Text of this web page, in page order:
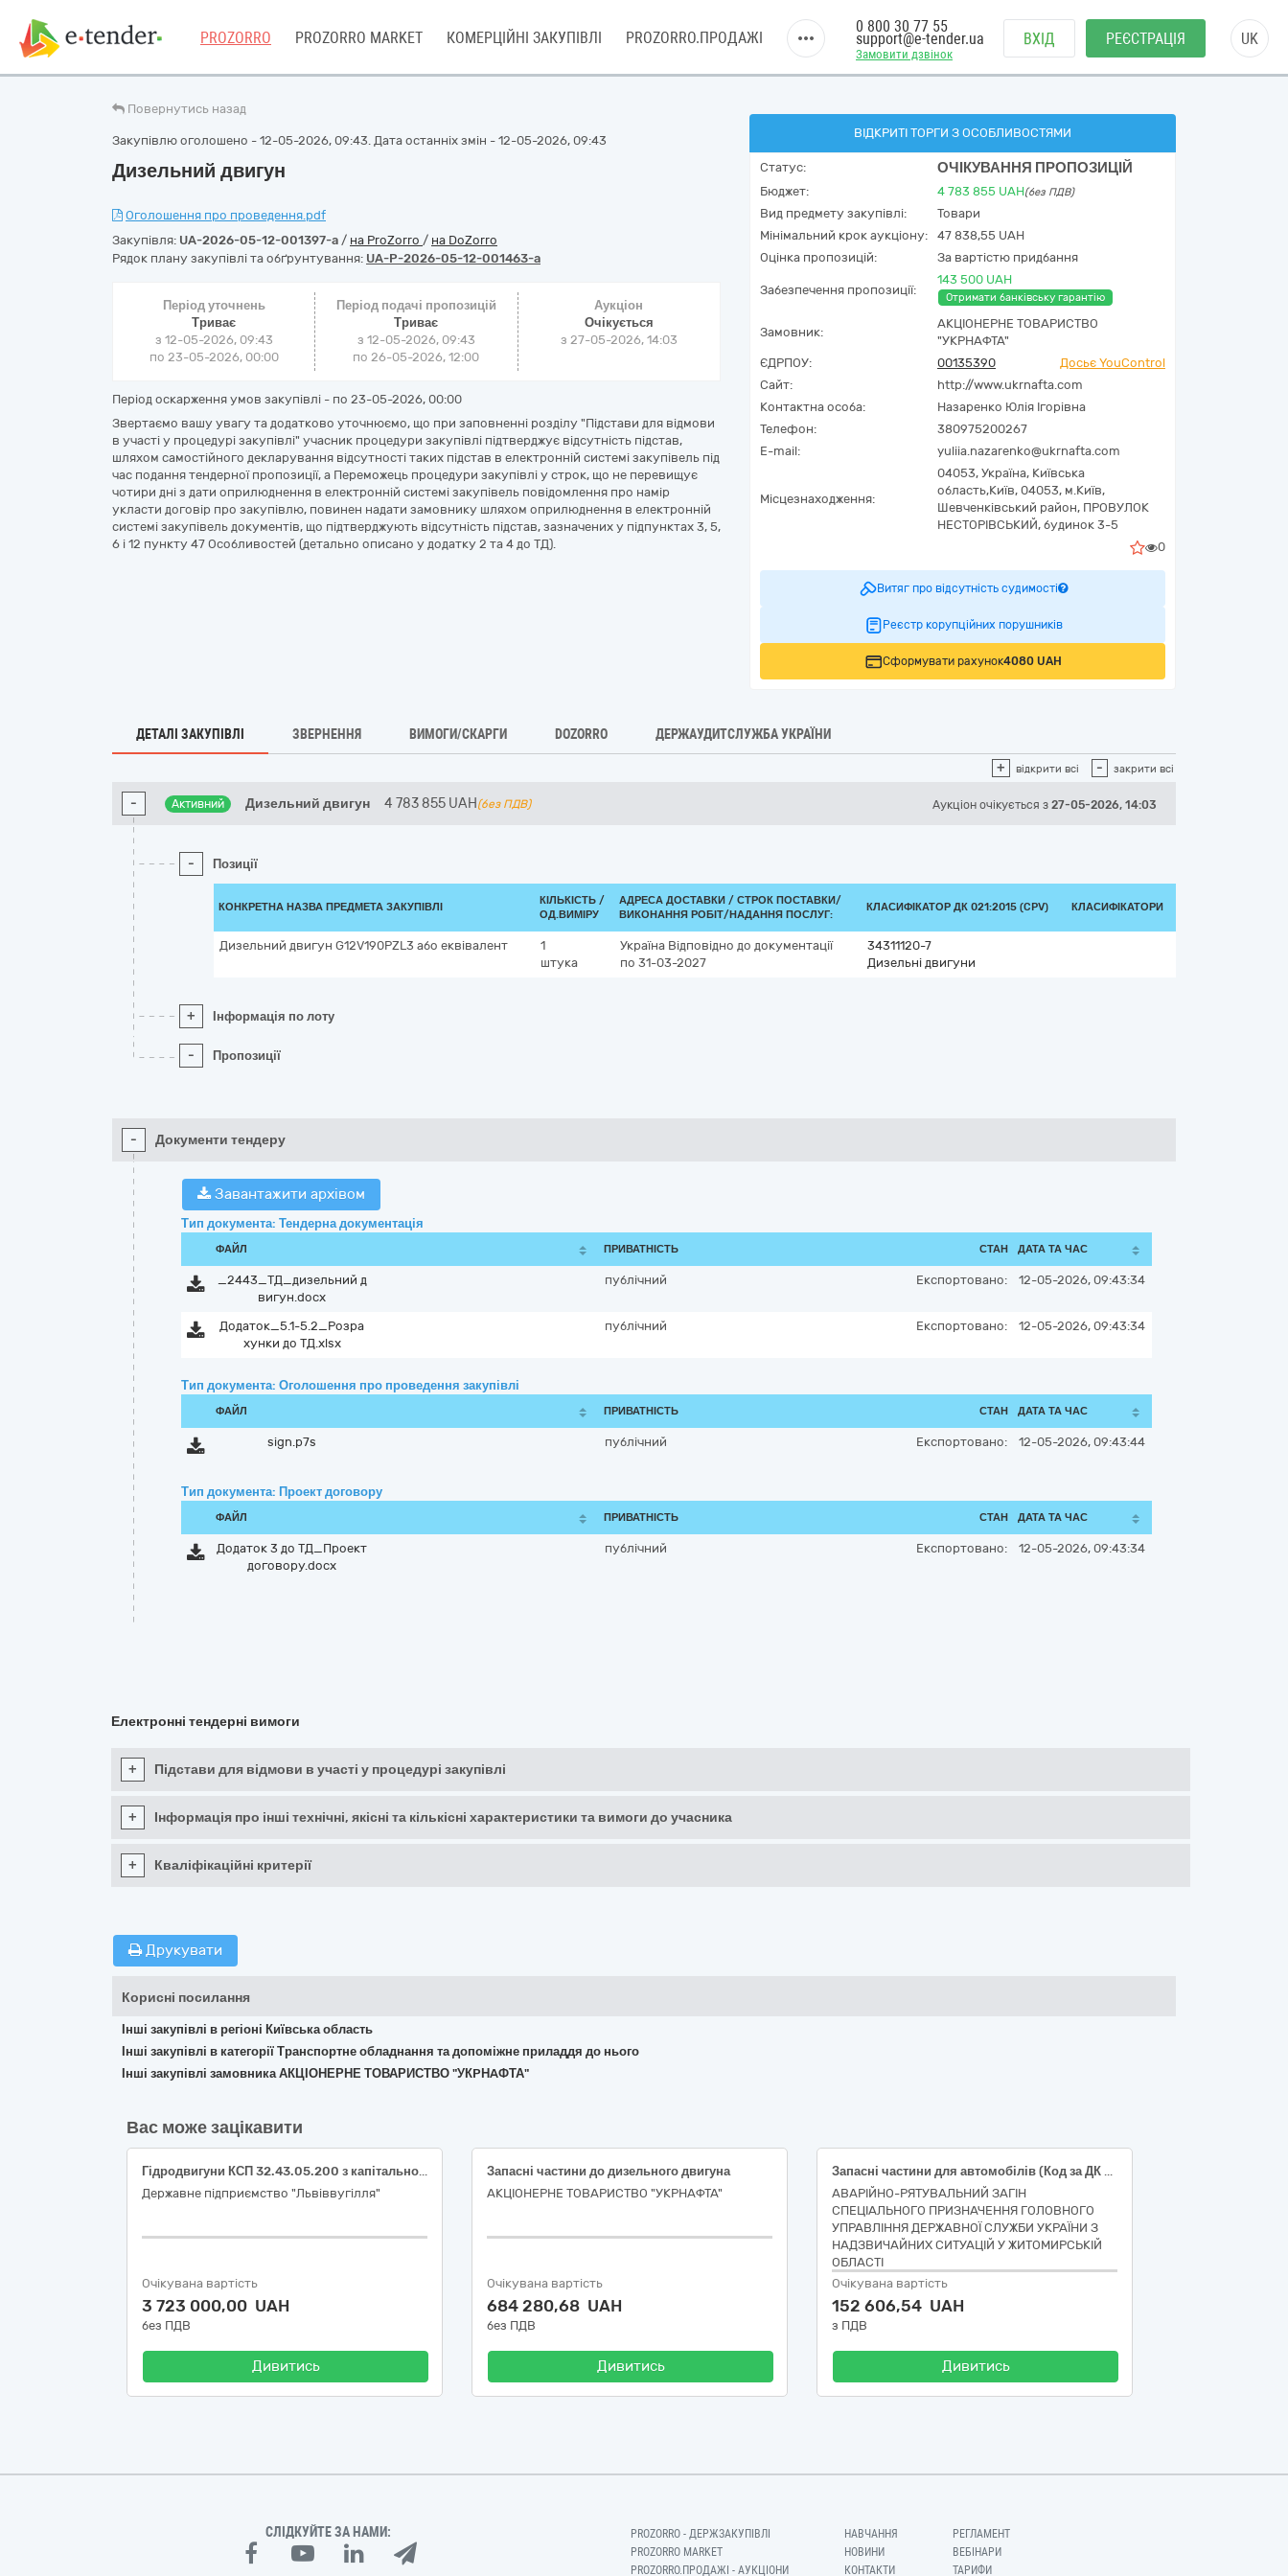
PROZORRO PROZORRO MARKET КОМЕРЦІЙНІ ЗАКУПІВЛІ PROZORRO.ПРОДАЖІ
Замовити дзвінок
0 800 30 77 55
support@e-tender.ua ВХІД РЕЄСТРАЦІЯ UK
Повернутись назад
Закупівлю оголошено - 12-05-2026, 09:43. Дата останніх змін - 12-05-2026, 09:43
Дизельний двигун
Оголошення про проведення.pdf
Закупівля: UA-2026-05-12-001397-a / на ProZorro / на DoZorro
Рядок плану закупівлі та обґрунтування: UA-P-2026-05-12-001463-a
Період уточнень
Триває
з 12-05-2026, 09:43
по 23-05-2026, 00:00
Період подачі пропозицій
Триває
з 12-05-2026, 09:43
по 26-05-2026, 12:00
Аукціон
Очікується
з 27-05-2026, 14:03
Період оскарження умов закупівлі - по 23-05-2026, 00:00
Звертаємо вашу увагу та додатково уточнюємо, що при заповненні розділу "Підстави для відмови
в участі у процедурі закупівлі" учасник процедури закупівлі підтверджує відсутність підстав,
шляхом самостійного декларування відсутності таких підстав в електронній системі закупівель під
час подання тендерної пропозиції, а Переможець процедури закупівлі у строк, що не перевищує
чотири дні з дати оприлюднення в електронній системі закупівель повідомлення про намір
укласти договір про закупівлю, повинен надати замовнику шляхом оприлюднення в електронній
системі закупівель документів, що підтверджують відсутність підстав, зазначених у підпунктах 3, 5,
6 і 12 пункту 47 Особливостей (детально описано у додатку 2 та 4 до ТД).
ВІДКРИТІ ТОРГИ З ОСОБЛИВОСТЯМИ
Статус: ОЧІКУВАННЯ ПРОПОЗИЦІЙ
Бюджет: 4 783 855 UAH(без ПДВ)
Вид предмету закупівлі:
Товари
Мінімальний крок аукціону:
47 838,55 UAH
Оцінка пропозицій:
За вартістю придбання
Забезпечення пропозиції:
143 500 UAH
Отримати банківську гарантію
Замовник:
АКЦІОНЕРНЕ ТОВАРИСТВО
"УКPНAФТА"
ЄДРПОУ:
00135390
Досьє YouControl
Сайт:
http://www.ukrnafta.com
Контактна особа:
Назаренко Юлія Ігорівна
Телефон:
380975200267
E-mail:
yuliia.nazarenko@ukrnafta.com
Місцезнаходження:
04053, Україна, Київська
область,Київ, 04053, м.Київ,
Шевченківський район, ПРОВУЛОК
НЕСТОРІВСЬКИЙ, будинок 3-5
0
Витяг про відсутність судимості
Реєстр корупційних порушників
Сформувати рахунок4080 UAH
ДЕТАЛІ ЗАКУПІВЛІ ЗВЕРНЕННЯ ВИМОГИ/СКАРГИ DOZORRO ДЕРЖАУДИТСЛУЖБА УКРАЇНИ
+ відкрити всі - закрити всі
- Активний Дизельний двигун 4 783 855 UAH (без ПДВ) Аукціон очікується з 27-05-2026, 14:03
- Позиції
КОНКРЕТНА НАЗВА ПРЕДМЕТА ЗАКУПІВЛІ
КІЛЬКІСТЬ /
ОД.ВИМІРУ
АДРЕСА ДОСТАВКИ / СТРОК ПОСТАВКИ/
ВИКОНАННЯ РОБІТ/НАДАННЯ ПОСЛУГ:
КЛАСИФІКАТОР ДК 021:2015 (CPV) КЛАСИФІКАТОРИ
Дизельний двигун G12V190PZL3 або еквівалент
1
штука
Україна Відповідно до документації
по 31-03-2027
34311120-7
Дизельні двигуни
+ Інформація по лоту
- Пропозиції
- Документи тендеру
Завантажити архівом
Тип документа: Тендерна документація
ФАЙЛ ПРИВАТНІСТЬ СТАН ДАТА ТА ЧАС
_2443_ТД_дизельний д
вигун.docx
публічний Експортовано: 12-05-2026, 09:43:34
Додаток_5.1-5.2_Розра
хунки до ТД.xlsx
публічний Експортовано: 12-05-2026, 09:43:34
Тип документа: Оголошення про проведення закупівлі
ФАЙЛ ПРИВАТНІСТЬ СТАН ДАТА ТА ЧАС
sign.p7s публічний Експортовано: 12-05-2026, 09:43:44
Тип документа: Проект договору
ФАЙЛ ПРИВАТНІСТЬ СТАН ДАТА ТА ЧАС
Додаток 3 до ТД_Проект
договору.docx
публічний Експортовано: 12-05-2026, 09:43:34
Електронні тендерні вимоги
+ Підстави для відмови в участі у процедурі закупівлі
+ Інформація про інші технічні, якісні та кількісні характеристики та вимоги до учасника
+ Кваліфікаційні критерії
Друкувати
Корисні посилання
Інші закупівлі в регіоні Київська область
Інші закупівлі в категорії Транспортне обладнання та допоміжне приладдя до нього
Інші закупівлі замовника АКЦІОНЕРНЕ ТОВАРИСТВО "УКPНAФТА"
Вас може зацікавити
Гідродвигуни КСП 32.43.05.200 з капітального ремонту
Державне підприємство "Львіввугілля"
Очікувана вартість
3 723 000,00 UAH
без ПДВ
Дивитись
Запасні частини до дизельного двигуна
АКЦІОНЕРНЕ ТОВАРИСТВО "УКPНAФТА"
Очікувана вартість
684 280,68 UAH
без ПДВ
Дивитись
Запасні частини для автомобілів (Код за ДК 021:2015:34310000-3 Двигуни та їх частини)
АВАРІЙНО-РЯТУВАЛЬНИЙ ЗАГІН
СПЕЦІАЛЬНОГО ПРИЗНАЧЕННЯ ГОЛОВНОГО
УПРАВЛІННЯ ДЕРЖАВНОЇ СЛУЖБИ УКРАЇНИ З
НАДЗВИЧАЙНИХ СИТУАЦІЙ У ЖИТОМИРСЬКІЙ
ОБЛАСТІ
Очікувана вартість
152 606,54 UAH
з ПДВ
Дивитись
СЛІДКУЙТЕ ЗА НАМИ:
PROZORRO - ДЕРЖЗАКУПІВЛІ
PROZORRO MARKET
PROZORRO.ПРОДАЖІ - АУКЦІОНИ
НАВЧАННЯ
НОВИНИ
КОНТАКТИ
РЕГЛАМЕНТ
ВЕБІНАРИ
ТАРИФИ